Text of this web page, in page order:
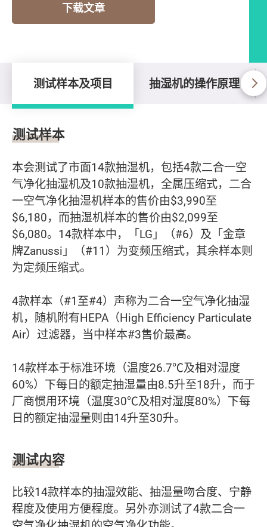
下载文章
测试样本及项目 抽湿机的操作原理
测试样本及项目
测试样本
本会测试了市面14款抽湿机，包括4款二合一空
气净化抽湿机及10款抽湿机，全属压缩式，二合
一空气净化抽湿机样本的售价由$3,990至
$6,180，而抽湿机样本的售价由$2,099至
$6,080。14款样本中，「LG」（#6）及「金章
牌Zanussi」（#11）为变频压缩式，其余样本则
为定频压缩式。
4款样本（#1至#4）声称为二合一空气净化抽湿
机，随机附有HEPA（High Efficiency Particulate
Air）过滤器，当中样本#3售价最高。
14款样本于标准环境（温度26.7℃及相对湿度
60%）下每日的额定抽湿量由8.5升至18升，而于
厂商惯用环境（温度30℃及相对湿度80%）下每
日的额定抽湿量则由14升至30升。
测试内容
比较14款样本的抽湿效能、抽湿量吻合度、宁静
程度及使用方便程度。另外亦测试了4款二合一